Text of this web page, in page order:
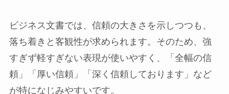
ビジネス文書では、信頼の大きさを示しつつも、
落ち着きと客観性が求められます。そのため、強
すぎず軽すぎない表現が使いやすく、「全幅の信
頼」「厚い信頼」「深く信頼しております」など
が特になじみやすいです。